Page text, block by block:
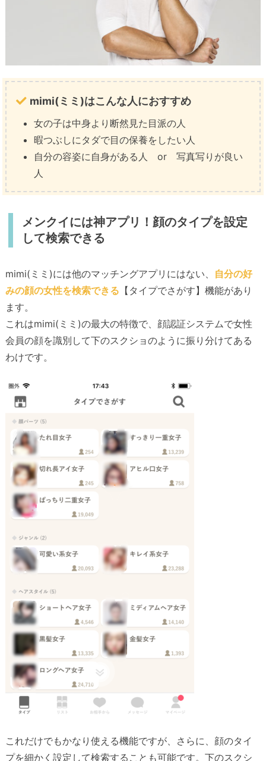
mimi(ミミ)はこんな人におすすめ
女の子は中身より断然見た目派の人
暇つぶしにタダで目の保養をしたい人
自分の容姿に自身がある人 or 写真写りが良い
人
メンクイには神アプリ！顔のタイプを設定
して検索できる
mimi(ミミ)には他のマッチングアプリにはない、 自分の好
みの顔の女性を検索できる 【タイプでさがす】機能があり
ます。
これはmimi(ミミ)の最大の特徴で、顔認証システムで女性
会員の顔を識別して下のスクショのように振り分けてある
わけです。
これだけでもかなり使える機能ですが、さらに、顔のタイ
プを細かく設定して検索することも可能です。下のスクシ